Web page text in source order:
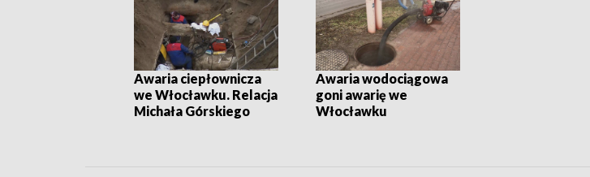
Awaria ciepłownicza
we Włocławku. Relacja
Michała Górskiego
Awaria wodociągowa
goni awarię we
Włocławku